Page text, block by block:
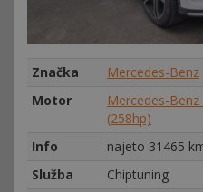
Značka
Mercedes-Benz
Motor
Mercedes-Benz
(258hp)
Info
najeto 31465
Služba
Chiptuning